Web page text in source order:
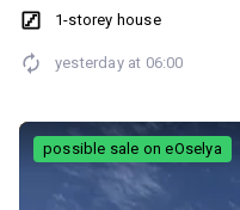
(зручно для здачі) • Кухня в будинку • Санвузол у будинку (туалет
— вул. Набережна Зручний
високим сезонним попитом • Можливість одночасного
розміщення кількох сімей • Облаштована зона відпочинку
будинок або додаткові
1-storey house
yesterday at 06:00
possible sale on eOselya